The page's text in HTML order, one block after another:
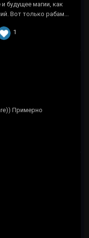
будущее магии, как
Вот только рабам...
1
Примерно